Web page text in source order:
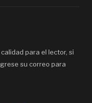
para el lector, si
su correo para